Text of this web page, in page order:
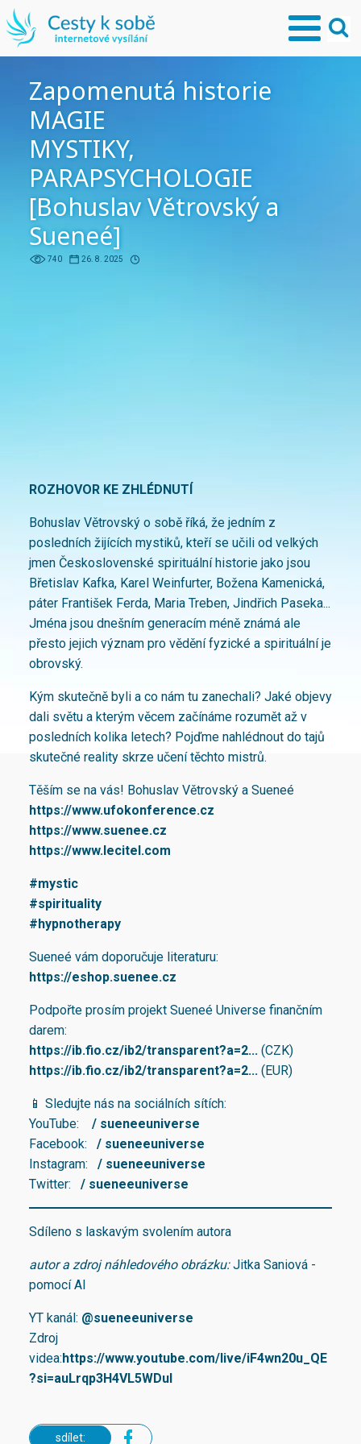
Zapomenutá historie
MAGIE
MYSTIKY,
PARAPSYCHOLOGIE
[Bohuslav Větrovský a
Sueneé]
740 26. 8. 2025
ROZHOVOR KE ZHLÉDNUTÍ
Bohuslav Větrovský o sobě říká, že jedním z
posledních žijících mystiků, kteří se učili od velkých
jmen Československé spirituální historie jako jsou
Břetislav Kafka, Karel Weinfurter, Božena Kamenická,
páter František Ferda, Maria Treben, Jindřich Paseka...
Jména jsou dnešním generacím méně známá ale
přesto jejich význam pro vědění fyzické a spirituální je
obrovský.
Kým skutečně byli a co nám tu zanechali? Jaké objevy
dali světu a kterým věcem začínáme rozumět až v
posledních kolika letech? Pojďme nahlédnout do tajů
skutečné reality skrze učení těchto mistrů.
Těším se na vás! Bohuslav Větrovský a Sueneé
https://www.ufokonference.cz
https://www.suenee.cz
https://www.lecitel.com
#mystic
#spirituality
#hypnotherapy
Sueneé vám doporučuje literaturu:
https://eshop.suenee.cz
Podpořte prosím projekt Sueneé Universe finančním
darem:
https://ib.fio.cz/ib2/transparent?a=2... (CZK)
https://ib.fio.cz/ib2/transparent?a=2... (EUR)
📱 Sledujte nás na sociálních sítích:
YouTube:
/ sueneeuniverse
Facebook:
/ sueneeuniverse
Instagram:
/ sueneeuniverse
Twitter:
/ sueneeuniverse
Sdíleno s laskavým svolením autora
autor a zdroj náhledového obrázku:Jitka Saniová -
pomocí AI
YT kanál: @sueneeuniverse
Zdroj
videa:https://www.youtube.com/live/iF4wn20u_QE
?si=auLrqp3H4VL5WDuI
sdílet: